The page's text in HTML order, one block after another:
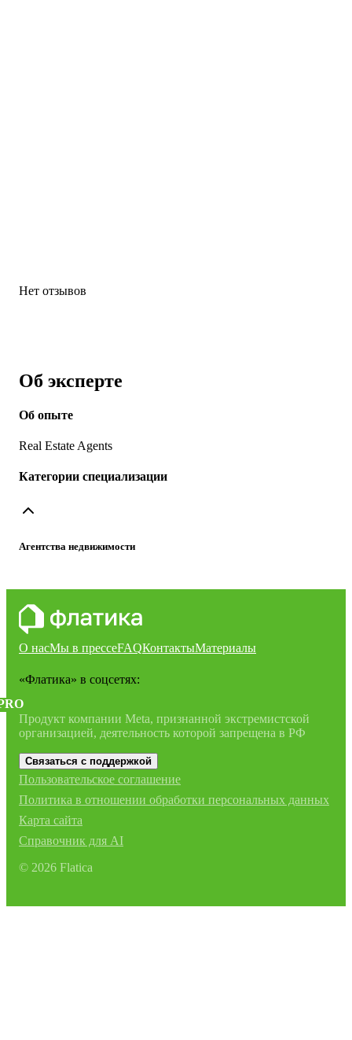
Нет отзывов
Об эксперте
Об опыте
Real Estate Agents
Категории специализации
Агентства недвижимости
О насМы в прессеFAQКонтактыМатериалы
«Флатика» в соцсетях:
Продукт компании Meta, признанной экстремистской
организацией, деятельность которой запрещена в РФ
Связаться с поддержкой
Пользовательское соглашение
Политика в отношении обработки персональных данных
Карта сайта
Справочник для AI
© 2026 Flatica